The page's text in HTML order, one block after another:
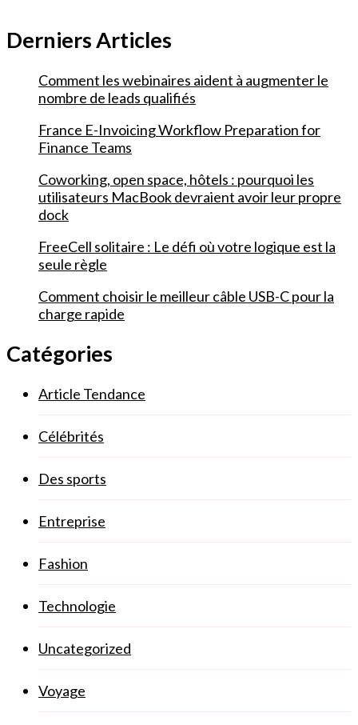
Derniers Articles
Comment les webinaires aident à augmenter le
nombre de leads qualifiés
France E-Invoicing Workflow Preparation for
Finance Teams
Coworking, open space, hôtels : pourquoi les
utilisateurs MacBook devraient avoir leur propre
dock
FreeCell solitaire : Le défi où votre logique est la
seule règle
Comment choisir le meilleur câble USB-C pour la
charge rapide
Catégories
Article Tendance
Célébrités
Des sports
Entreprise
Fashion
Technologie
Uncategorized
Voyage